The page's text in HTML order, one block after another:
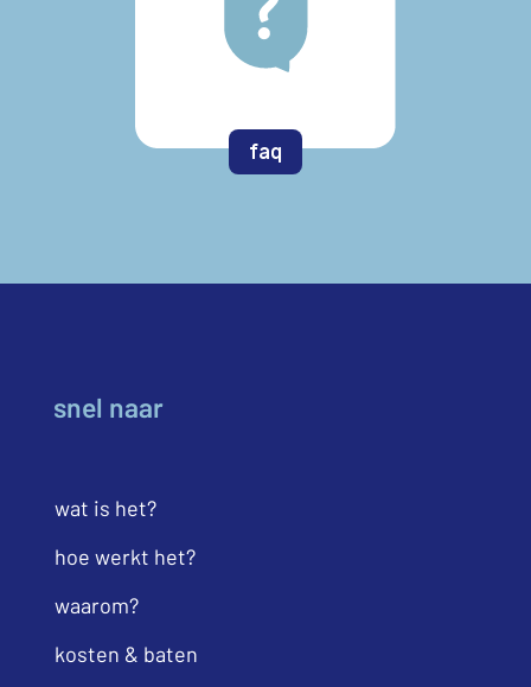
faq
snel naar
wat is het?
hoe werkt het?
waarom?
kosten & baten